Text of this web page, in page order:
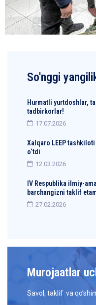
So'nggi
Hurmatli yurtdoshlar,
tadbirkorlar!
17.07.2026
Xalqaro LEEP
o‘tdi
12.03.2026
IV Respublika ilmiy-
barchangizni taklif
27.02.2026
Murojaatlar
Savol, taklif va